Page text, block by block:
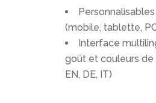
(mobile, tablette,
Interface
goût et couleurs de
EN, DE, IT)